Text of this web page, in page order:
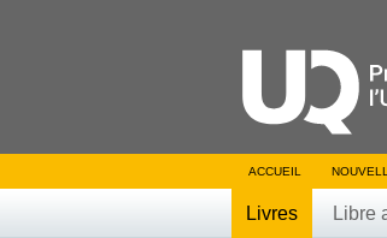
ACCUEIL
Livres Libre